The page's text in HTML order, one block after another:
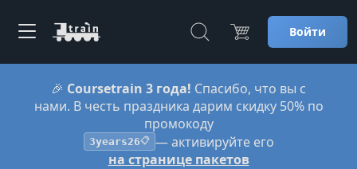
Войти
🎉 Coursetrain 3 года! Спасибо, что вы с
нами. В честь праздника дарим скидку 50% по
промокоду
3years26📋 — активируйте его
на странице пакетов